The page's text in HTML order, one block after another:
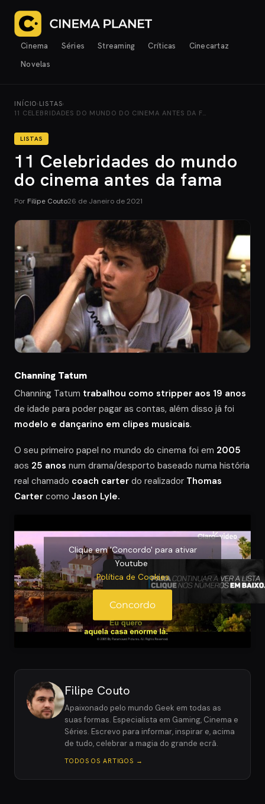
Cinema Séries Streaming Críticas
Cinecartaz
Novelas
INÍCIO› LISTAS›
11 CELEBRIDADES DO MUNDO DO CINEMA ANTES DA F…
LISTAS
11 Celebridades do mundo
do cinema antes da fama
Por Filipe Couto26 de Janeiro de 2021
Channing Tatum
Channing Tatum trabalhou como stripper aos 19 anos
de idade para poder pagar as contas, além disso já foi
modelo e dançarino em clipes musicais.
O seu primeiro papel no mundo do cinema foi em 2005
aos 25 anos num drama/desporto baseado numa história
real chamado coach carter do realizador Thomas
Carter como Jason Lyle.
Clique em 'Concordo' para ativar
Youtube
Política de Cookies
Concordo
Filipe Couto
Apaixonado pelo mundo Geek em todas as
suas formas. Especialista em Gaming, Cinema e
Séries. Escrevo para informar, inspirar e, acima
de tudo, celebrar a magia do grande ecrã.
TODOS OS ARTIGOS →